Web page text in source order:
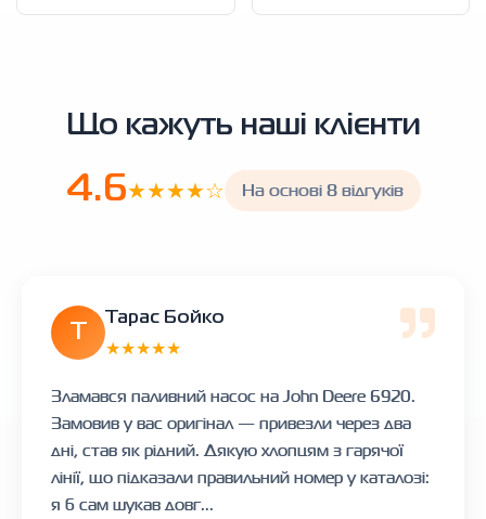
Що кажуть наші клієнти
4.6★★★★☆ На основі 8 відгуків
Тарас Бойко
★★★★★
Зламався паливний насос на John Deere 6920.
Замовив у вас оригінал — привезли через два
дні, став як рідний. Дякую хлопцям з гарячої
лінії, що підказали правильний номер у каталозі:
я б сам шукав довг...